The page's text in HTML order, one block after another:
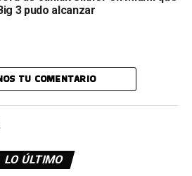
3 pudo alcanzar
TU COMENTARIO
LO ÚLTIMO